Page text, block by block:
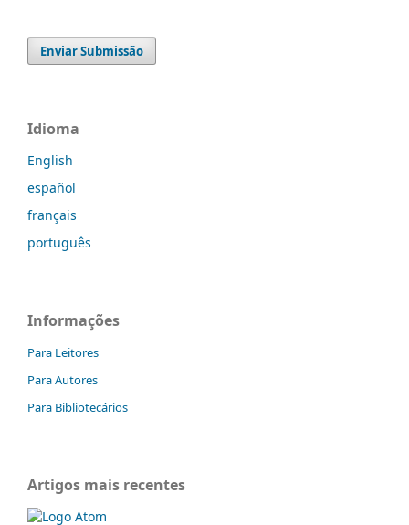
Enviar Submissão
Idioma
English
español
français
português
Informações
Para Leitores
Para Autores
Para Bibliotecários
Artigos mais recentes